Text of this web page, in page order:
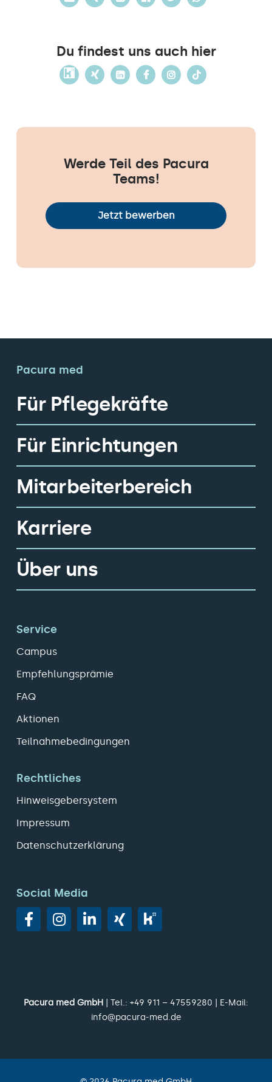
Du findest uns auch hier
Werde Teil des Pacura
Teams!
Jetzt bewerben
Pacura med
Für Pflegekräfte
Für Einrichtungen
Mitarbeiterbereich
Karriere
Über uns
Service
Campus
Empfehlungsprämie
FAQ
Aktionen
Teilnahmebedingungen
Rechtliches
Hinweisgebersystem
Impressum
Datenschutzerklärung
Social Media
Pacura med GmbH | Tel.: +49 911 – 47559280 | E-Mail:
info@pacura-med.de